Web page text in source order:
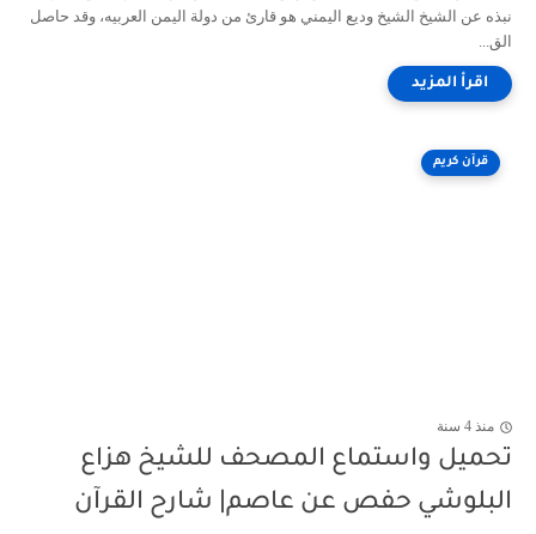
نبذه عن الشيخ الشيخ وديع اليمني هو قارئ من دولة اليمن العربيه، وقد حاصل
الق...
قرآن كريم
منذ 4 سنة
تحميل واستماع المصحف للشيخ هزاع
البلوشي حفص عن عاصم| شارح القرآن